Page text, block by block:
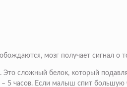
мозг получает сигнал
Это сложный белок, который
часов. Если малыш спит большую